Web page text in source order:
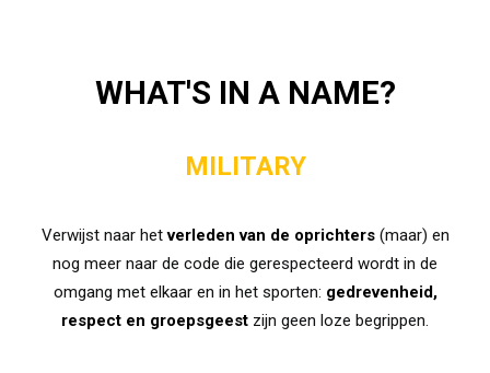
WHAT'S IN A NAME?
MILITARY
Verwijst naar hetverleden van de oprichters(maar) en
nog meer naar de code die gerespecteerd wordt in de
omgang met elkaar en in het sporten: gedrevenheid,
respect en groepsgeest zijn geen loze begrippen.